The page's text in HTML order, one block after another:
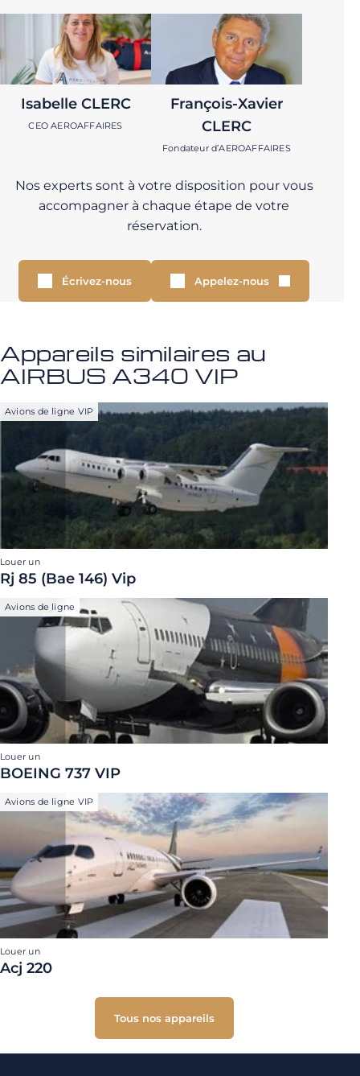
Isabelle CLERC
CEO AEROAFFAIRES
François-Xavier
CLERC
Fondateur d’AEROAFFAIRES
Nos experts sont à votre disposition pour vous
accompagner à chaque étape de votre
réservation.
Écrivez-nous Appelez-nous
Appareils similaires au
AIRBUS A340 VIP
Avions de ligne VIP
Louer un
Rj 85 (Bae 146) Vip
Avions de ligne
Louer un
BOEING 737 VIP
Avions de ligne VIP
Louer un
Acj 220
Tous nos appareils